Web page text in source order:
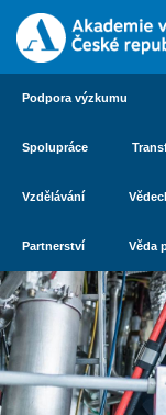
Podpora výzkumu
Spolupráce
Vzdělávání
Partnerství Věda